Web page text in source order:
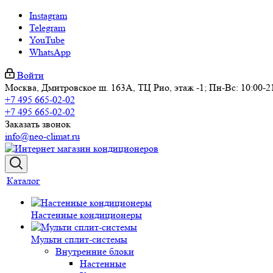
Instagram
Telegram
YouTube
WhatsApp
Войти
Москва, Дмитровское ш. 163А, ТЦ Рио, этаж -1; Пн-Вс: 10:00-
+7 495 665-02-02
+7 495 665-02-02
Заказать звонок
info@neo-climat.ru
Каталог
Настенные кондиционеры
Мульти сплит-системы
Внутренние блоки
Настенные